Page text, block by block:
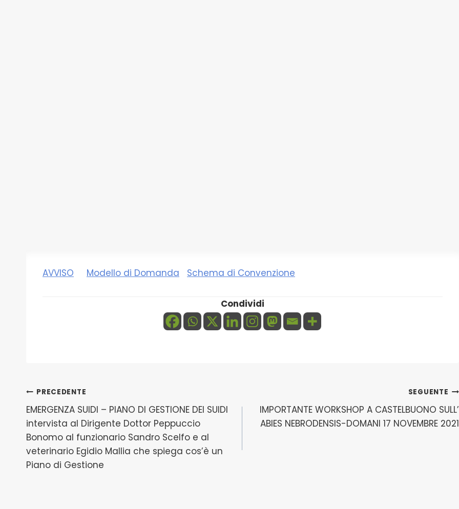
AVVISO Modello di Domanda Schema di Convenzione
Condividi
Navigazione
articoli
PRECEDENTE
EMERGENZA SUIDI – PIANO DI GESTIONE DEI SUIDI
intervista al Dirigente Dottor Peppuccio
Bonomo al funzionario Sandro Scelfo e al
veterinario Egidio Mallia che spiega cos’è un
Piano di Gestione
SEGUENTE
IMPORTANTE WORKSHOP A CASTELBUONO SULL’
ABIES NEBRODENSIS-DOMANI 17 NOVEMBRE 2021